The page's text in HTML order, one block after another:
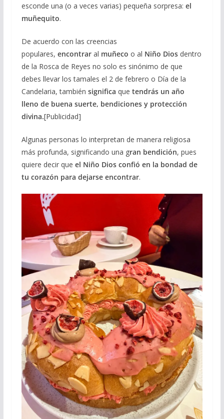
esconde una (o a veces varias) pequeña sorpresa: el
muñequito.
De acuerdo con las creencias
populares, encontrar al muñeco o al Niño Diosdentro
de la Rosca de Reyes no solo es sinónimo de que
debes llevar los tamales el 2 de febrero o Día de la
Candelaria, también significa que tendrás un año
lleno de buena suerte, bendiciones y protección
divina.[Publicidad]
Algunas personas lo interpretan de manera religiosa
más profunda, significando una gran bendición, pues
quiere decir que el Niño Dios confió en la bondad de
tu corazón para dejarse encontrar.